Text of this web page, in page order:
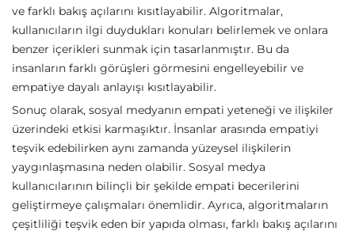
ve farklı bakış açılarını kısıtlayabilir. Algoritmalar,
kullanıcıların ilgi duydukları konuları belirlemek ve onlara
benzer içerikleri sunmak için tasarlanmıştır. Bu da
insanların farklı görüşleri görmesini engelleyebilir ve
empatiye dayalı anlayışı kısıtlayabilir.
Sonuç olarak, sosyal medyanın empati yeteneği ve ilişkiler
üzerindeki etkisi karmaşıktır. İnsanlar arasında empatiyi
teşvik edebilirken aynı zamanda yüzeysel ilişkilerin
yaygınlaşmasına neden olabilir. Sosyal medya
kullanıcılarının bilinçli bir şekilde empati becerilerini
geliştirmeye çalışmaları önemlidir. Ayrıca, algoritmaların
çeşitliliği teşvik eden bir yapıda olması, farklı bakış açılarını